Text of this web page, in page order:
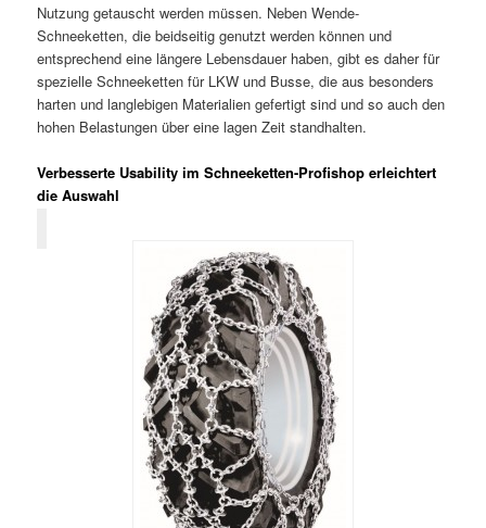
Nutzung getauscht werden müssen. Neben Wende-
Schneeketten, die beidseitig genutzt werden können und
entsprechend eine längere Lebensdauer haben, gibt es daher für
spezielle Schneeketten für LKW und Busse, die aus besonders
harten und langlebigen Materialien gefertigt sind und so auch den
hohen Belastungen über eine lagen Zeit standhalten.
Verbesserte Usability im Schneeketten-Profishop erleichtert
die Auswahl